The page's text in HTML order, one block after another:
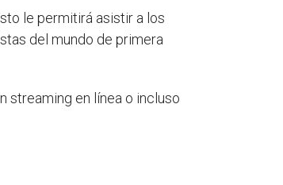
le permitirá asistir a los
del mundo de primera
streaming en línea o incluso